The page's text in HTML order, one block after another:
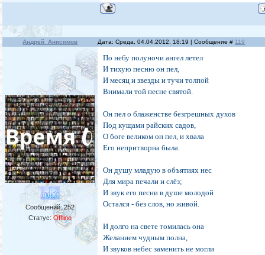
Андрей_Анисимов Дата: Среда, 04.04.2012, 18:19 | Сообщение # 119
Сообщений:252
Статус:Offline
По небу полуночи ангел летел
И тихую песню он пел,
И месяц и звезды и тучи толпой
Внимали той песне святой.
Он пел о блаженстве безгрешных духов
Под кущами райских садов,
О боге великом он пел, и хвала
Его непритворна была.
Он душу младую в объятиях нес
Для мира печали и слёз;
И звук его песни в душе молодой
Остался - без слов, но живой.
И долго на свете томилась она
Желанием чудным полна,
И звуков небес заменить не могли